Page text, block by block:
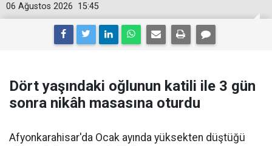
15:45
06 Ağustos 2026
Dört yaşındaki oğlunun katili ile 3 gün
sonra nikâh masasına oturdu
Afyonkarahisar'da Ocak ayında yüksekten düştüğü